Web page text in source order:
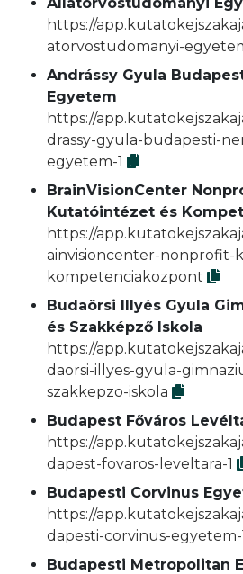
https://
atorvostudomanyi-
Andrássy Gyula
Egyetem
https://
drassy-gyula-budapesti-
egyetem-1
BrainVisionCenter
Kutatóintézet és
https://
ainvisioncenter-
kompetenciakozpont
Budaörsi Illyés Gyula
és Szakképző Iskola
https://
daorsi-illyes-gyula-
szakkepzo-iskola
Budapest Főváros
https://
dapest-fovaros-leveltara-1
Budapesti Corvinus
https://
dapesti-corvinus-egyetem-
Budapesti Metropolitan